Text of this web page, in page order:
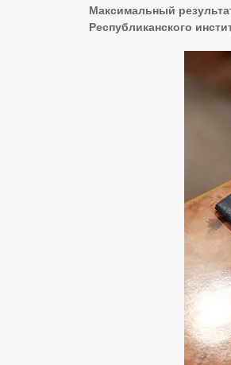
Максимальный
Республиканского